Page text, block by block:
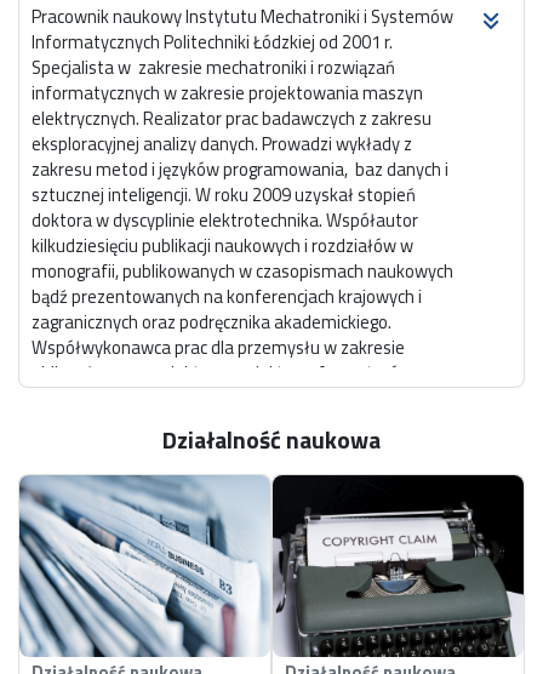
Pracownik naukowy Instytutu Mechatroniki i Systemów
Informatycznych Politechniki Łódzkiej od 2001 r.
Specjalista w zakresie mechatroniki i rozwiązań
informatycznych w zakresie projektowania maszyn
elektrycznych. Realizator prac badawczych z zakresu
eksploracyjnej analizy danych. Prowadzi wykłady z
zakresu metod i języków programowania, baz danych i
sztucznej inteligencji. W roku 2009 uzyskał stopień
doktora w dyscyplinie elektrotechnika. Współautor
kilkudziesięciu publikacji naukowych i rozdziałów w
monografii, publikowanych w czasopismach naukowych
bądź prezentowanych na konferencjach krajowych i
zagranicznych oraz podręcznika akademickiego.
Współwykonawca prac dla przemysłu w zakresie
obliczeń maszyn elektrycznych i transformatorów.
których tematyka związana jest z projektowaniem,
modelowaniem i symulacją urządzeń elektrycznych.
Recenzent w kilku czasopismach: COMPEL: The
International Journal for Computation and Mathematics
in Electrical and Electronic Engineering, Actuators,
Energies. Współorganizator konferencji
międzynarodowych (3 edycje konferencji System
Modelling And Control oraz 2 edycje sympozjum
International Symposium on Electromagnetic Fields in
Mechatronics, Electrical and Electronic Engineering). Od
Działalność naukowa